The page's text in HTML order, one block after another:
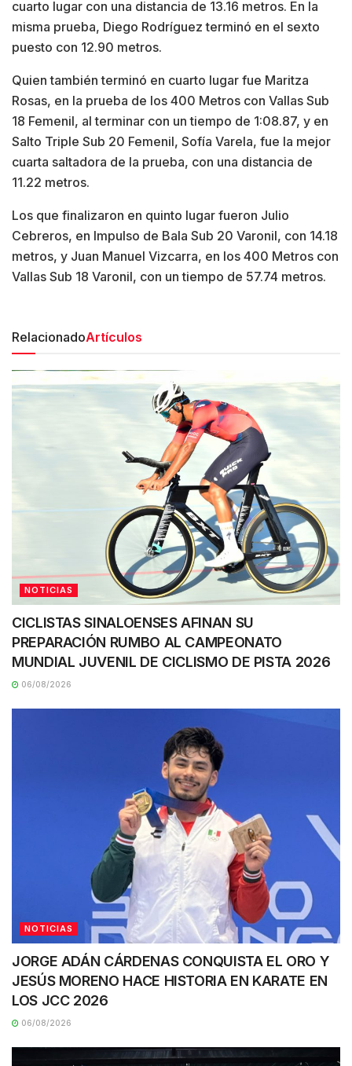
cuarto lugar con una distancia de 13.16 metros. En la
misma prueba, Diego Rodríguez terminó en el sexto
puesto con 12.90 metros.
Quien también terminó en cuarto lugar fue Maritza
Rosas, en la prueba de los 400 Metros con Vallas Sub
18 Femenil, al terminar con un tiempo de 1:08.87, y en
Salto Triple Sub 20 Femenil, Sofía Varela, fue la mejor
cuarta saltadora de la prueba, con una distancia de
11.22 metros.
Los que finalizaron en quinto lugar fueron Julio
Cebreros, en Impulso de Bala Sub 20 Varonil, con 14.18
metros, y Juan Manuel Vizcarra, en los 400 Metros con
Vallas Sub 18 Varonil, con un tiempo de 57.74 metros.
RelacionadoArtículos
NOTICIAS
CICLISTAS SINALOENSES AFINAN SU
PREPARACIÓN RUMBO AL CAMPEONATO
MUNDIAL JUVENIL DE CICLISMO DE PISTA 2026
06/08/2026
NOTICIAS
JORGE ADÁN CÁRDENAS CONQUISTA EL ORO Y
JESÚS MORENO HACE HISTORIA EN KARATE EN
LOS JCC 2026
06/08/2026